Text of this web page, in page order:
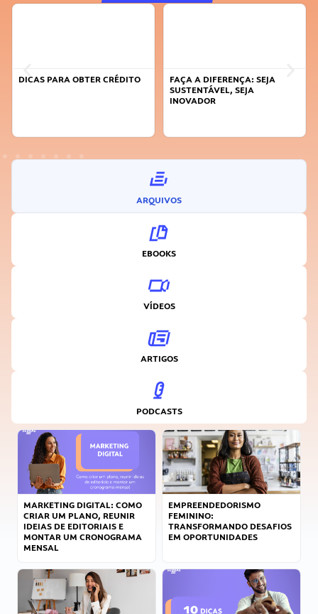
DICAS PARA OBTER CRÉDITO
FAÇA A DIFERENÇA: SEJA
SUSTENTÁVEL, SEJA
INOVADOR
ARQUIVOS
EBOOKS
VÍDEOS
ARTIGOS
PODCASTS
MARKETING DIGITAL: COMO
CRIAR UM PLANO, REUNIR
IDEIAS DE EDITORIAIS E
MONTAR UM CRONOGRAMA
MENSAL
EMPREENDEDORISMO
FEMININO:
TRANSFORMANDO DESAFIOS
EM OPORTUNIDADES